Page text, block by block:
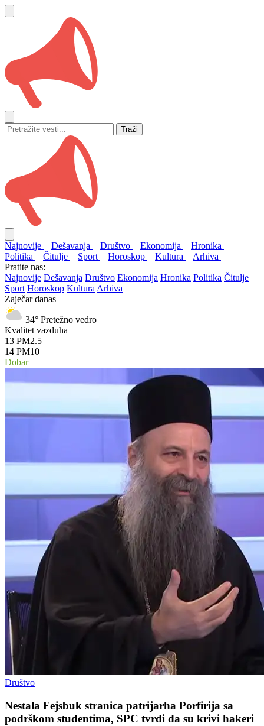
Traži
Najnovije Dešavanja Društvo Ekonomija
Hronika
Politika
Čitulje Sport Horoskop Kultura
Arhiva
Pratite nas:
Najnovije Dešavanja Društvo Ekonomija Hronika Politika Čitulje
Sport Horoskop Kultura Arhiva
Zaječar danas
34° Pretežno vedro
Kvalitet vazduha
13 PM2.5
14 PM10
Dobar
Društvo
Nestala Fejsbuk stranica patrijarha Porfirija sa
podrškom studentima, SPC tvrdi da su krivi hakeri